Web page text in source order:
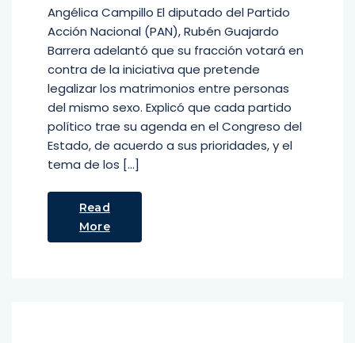
Angélica Campillo El diputado del Partido
Acción Nacional (PAN), Rubén Guajardo
Barrera adelantó que su fracción votará en
contra de la iniciativa que pretende
legalizar los matrimonios entre personas
del mismo sexo. Explicó que cada partido
político trae su agenda en el Congreso del
Estado, de acuerdo a sus prioridades, y el
tema de los […]
Read
More